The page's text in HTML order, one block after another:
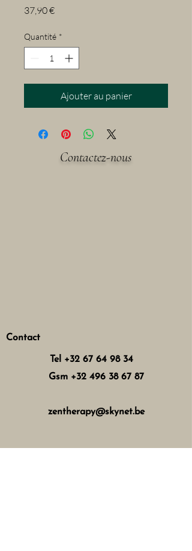
37,90 €Prix
Quantité *
Ajouter au panier
Contactez-nous
Contact
Tel +32 67 64 98 34
Gsm +32 496 38 67 87
zentherapy@skynet.be